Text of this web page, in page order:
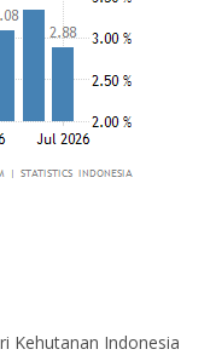
Kehutanan Indonesia